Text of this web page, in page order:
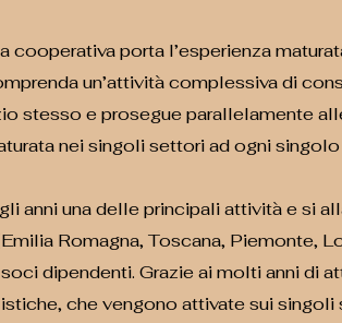
porta l’esperienza
un’attività complessiva di
stesso e prosegue parallelamente
nei singoli settori ad ogni
anni una delle principali attività e si
Romagna, Toscana, Piemonte,
dipendenti. Grazie ai molti anni di
che vengono attivate sui singoli